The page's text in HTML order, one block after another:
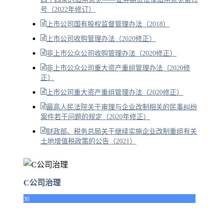
号（2022年修订）
上市公司国有股权监督管理办法（2018）
上市公司收购管理办法（2020修正）
非上市公众公司收购管理办法（2020修正）
非上市公众公司重大资产重组管理办法（2020修
正）
上市公司重大资产重组管理办法（2020修正）
最高人民法院关于审理与企业改制相关的民事纠纷
案件若干问题的规定（2020年修正）
财政部、税务总局关于继续实施企业改制重组有关
土地增值税政策的公告（2021）
C公司治理
30